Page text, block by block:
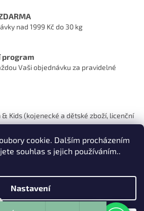
cookie. Dalším procházením
souhlas s jejich používáním..
Nastavení
nad 1999 Kč do 30 kg
program
Vaši objednávku za pravidelné
Kids (kojenecké a dětské zboží, licenční
Vytvořil Shoptet